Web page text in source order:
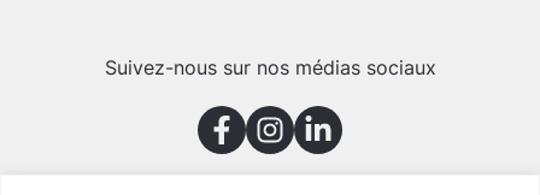
Suivez-nous sur nos médias sociaux